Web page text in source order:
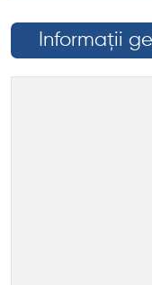
Informații